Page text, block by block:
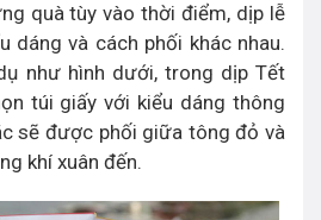
quà tùy vào thời điểm, dịp lễ
dáng và cách phối khác nhau.
như hình dưới, trong dịp Tết
túi giấy với kiểu dáng thông
sẽ được phối giữa tông đỏ và
khí xuân đến.